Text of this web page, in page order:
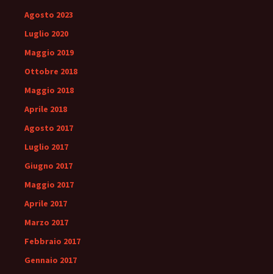
Agosto 2023
Luglio 2020
Maggio 2019
Ottobre 2018
Maggio 2018
Aprile 2018
Agosto 2017
Luglio 2017
Giugno 2017
Maggio 2017
Aprile 2017
Marzo 2017
Febbraio 2017
Gennaio 2017